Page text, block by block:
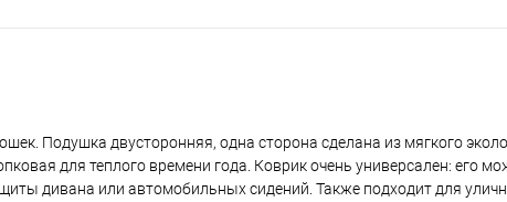
Подушка двусторонняя, одна сторона сделана из мягкого
для теплого времени года. Коврик очень универсален: его
дивана или автомобильных сидений. Также подходит для